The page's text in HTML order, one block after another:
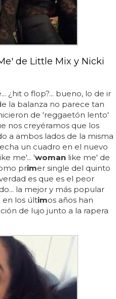
de Little Mix y Nicki
¿hit o flop?... bueno, lo de ir
la balanza no parece tan
de 'reggaetón lento'
nos creyéramos que los
a ambos lados de la misma
un cuadro en el nuevo
me'... 'woman like me' de
primer single del quinto
es que es el peor
la mejor y más popular
los últimos años han
de lujo junto a la rapera